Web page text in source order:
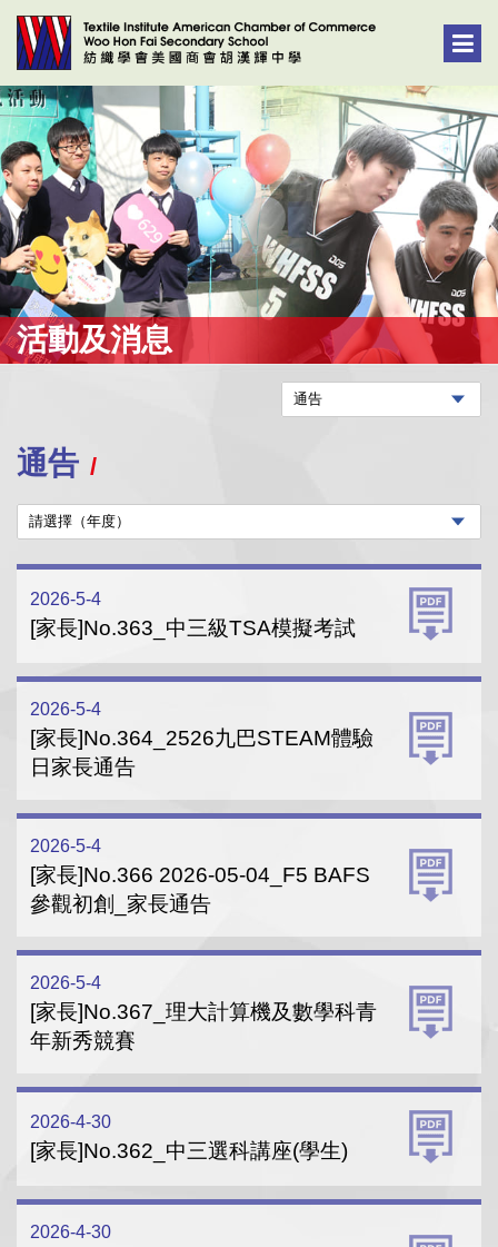
活動及消息
通告
2026-5-4
[家長]No.363_中三級TSA模擬考試
2026-5-4
[家長]No.364_2526九巴STEAM體驗
日家長通告
2026-5-4
[家長]No.366 2026-05-04_F5 BAFS
參觀初創_家長通告
2026-5-4
[家長]No.367_理大計算機及數學科青
年新秀競賽
2026-4-30
[家長]No.362_中三選科講座(學生)
2026-4-30